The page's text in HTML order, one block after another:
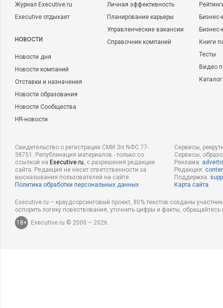
Журнал Executive.ru
Executive отдыхает
НОВОСТИ
Новости дня
Новости компаний
Отставки и назначения
Новости образования
Новости Сообщества
HR-новости
Личная эффективность
Планирование карьеры
Управленческие вакансии
Справочник компаний
Бизнес-
Книги
Тесты
Видео
Свидетельство о регистрации СМИ Эл NФС 77-
38751. Републикация материалов - только со
ссылкой на Executive.ru, с разрешения редакции
сайта. Редакция не несет ответственности за
высказывания пользователей на сайте.
Политика обработки персональных данных
Сервисы,
Сервисы,
Реклама:
Редакция:
Поддержка:
Карта сайта
Executive.ru – краудсорсинговый проект, 80% текстов созданы
оспорить логику повествования, уточнить цифры и факты,
18+
Executive.ru © 2000 – 2026.